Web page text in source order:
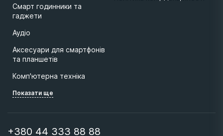
Смарт годинники та
гаджети
Аудіо
Аксесуари для смартфонів
та планшетів
Комп'ютерна техніка
Показати ще
+380 44 333 88 88